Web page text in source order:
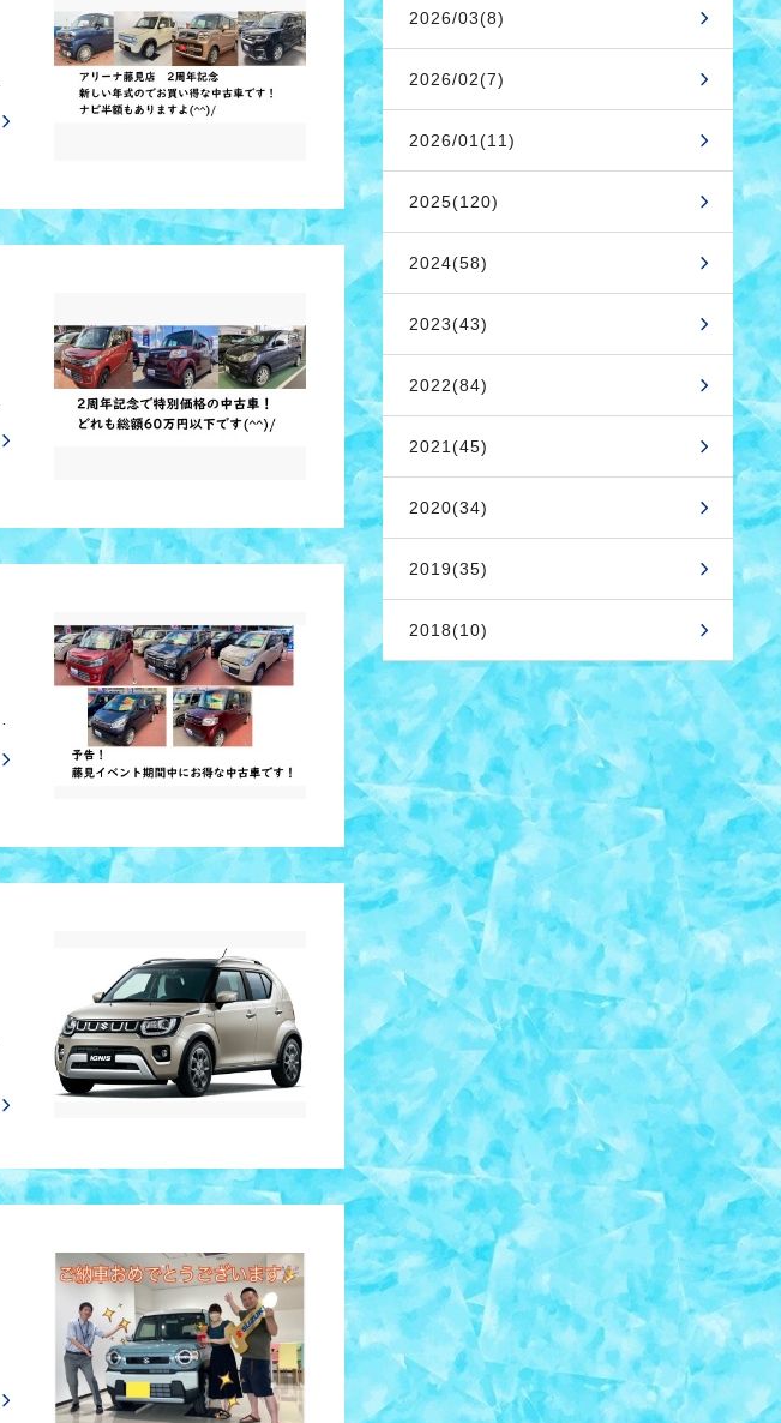
2026/03(8)
2026/02(7)
2026/01(11)
2025(120)
2024(58)
2023(43)
2022(84)
2021(45)
2020(34)
2019(35)
2018(10)